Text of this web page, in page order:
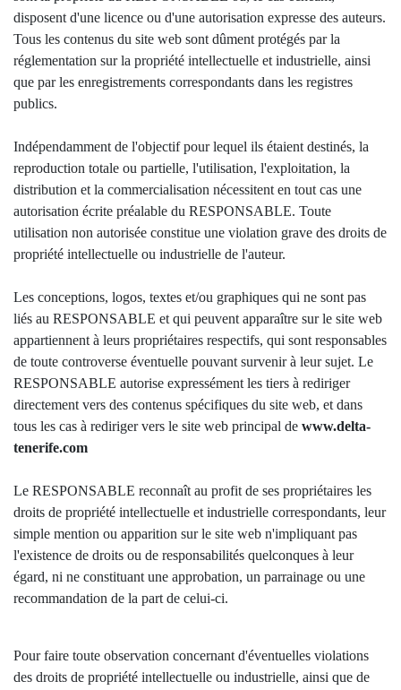
disposent d'une licence ou d'une autorisation expresse des auteurs.
Tous les contenus du site web sont dûment protégés par la
réglementation sur la propriété intellectuelle et industrielle, ainsi
que par les enregistrements correspondants dans les registres
publics.
Indépendamment de l'objectif pour lequel ils étaient destinés, la
reproduction totale ou partielle, l'utilisation, l'exploitation, la
distribution et la commercialisation nécessitent en tout cas une
autorisation écrite préalable du RESPONSABLE. Toute
utilisation non autorisée constitue une violation grave des droits de
propriété intellectuelle ou industrielle de l'auteur.
Les conceptions, logos, textes et/ou graphiques qui ne sont pas
liés au RESPONSABLE et qui peuvent apparaître sur le site web
appartiennent à leurs propriétaires respectifs, qui sont responsables
de toute controverse éventuelle pouvant survenir à leur sujet. Le
RESPONSABLE autorise expressément les tiers à rediriger
directement vers des contenus spécifiques du site web, et dans
tous les cas à rediriger vers le site web principal de www.delta-
tenerife.com
Le RESPONSABLE reconnaît au profit de ses propriétaires les
droits de propriété intellectuelle et industrielle correspondants, leur
simple mention ou apparition sur le site web n'impliquant pas
l'existence de droits ou de responsabilités quelconques à leur
égard, ni ne constituant une approbation, un parrainage ou une
recommandation de la part de celui-ci.
Pour faire toute observation concernant d'éventuelles violations
des droits de propriété intellectuelle ou industrielle, ainsi que de